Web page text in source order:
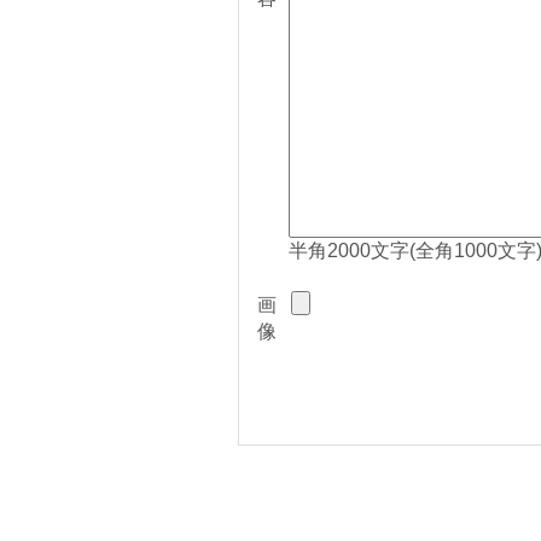
半角2000文字(全角1000文字
画
像